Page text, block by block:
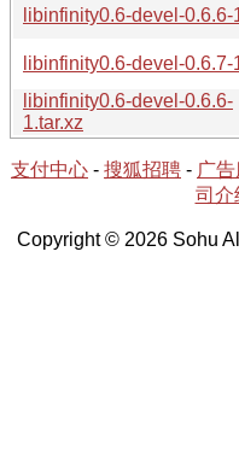
libinfinity0.6-devel-0.6.6-
libinfinity0.6-devel-0.6.7-
libinfinity0.6-devel-0.6.6-
1.tar.xz
支付中心 - 搜狐招聘 - 广
司介
Copyright © 2026 Sohu